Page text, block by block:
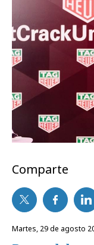
Comparte
martes, 29 de agosto